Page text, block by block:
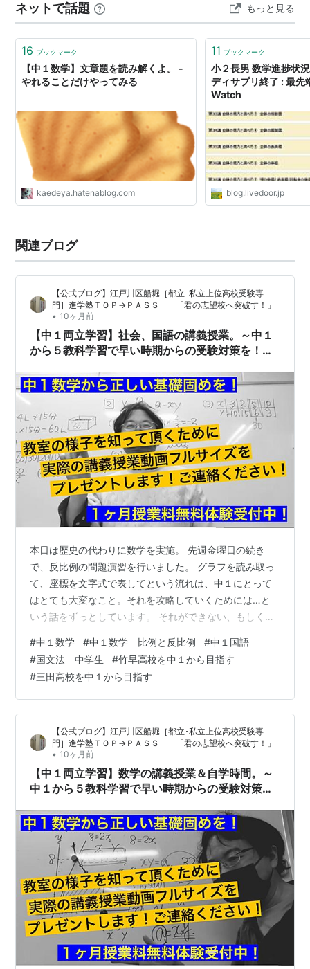
ネットで話題 もっと見る
16 ブックマーク
【中１数学】文章題を読み解くよ。 -
やれることだけやってみる
kaedeya.hatenablog.com
11 ブックマーク
小２長男 数学進捗状
ディサプリ終了 : 最先
Watch
blog.livedoor.jp
関連ブログ
【公式ブログ】江戸川区船堀［都立･私立上位高校受験専
門］進学塾ＴＯＰ→ＰＡＳＳ 「君の志望校へ突破す！」
• 10ヶ月前
【中１両立学習】社会、国語の講義授業。～中１
から５教科学習で早い時期からの受験対策を！積
本日は歴史の代わりに数学を実施。 先週金曜日の続き
で、反比例の問題演習を行いました。 グラフを読み取っ
て、座標を文字式で表してという流れは、中１にとって
はとても大変なこと。それを攻略していくためには…と
いう話をずっとしています。 それができない、もしくは
に半分以上もいたりするのです。 国語は伝記の読解。ヘ
レンケラーについて。ヘレンケラーについて知っている
人が多かったので、スムーズに説明できました。記述問
題のときは、文章中の言葉をそのまま引用すると良いと
伝えました。 文法プリントも実施。毎回文法練習を行う
ための専用プリントが用意されています。こ…
#中１数学 #中１数学 比例と反比例 #中１国語
#国文法 中学生 #竹早高校を中１から目指す
#三田高校を中１から目指す
【公式ブログ】江戸川区船堀［都立･私立上位高校受験専
門］進学塾ＴＯＰ→ＰＡＳＳ 「君の志望校へ突破す！」
• 10ヶ月前
【中１両立学習】数学の講義授業＆自学時間。～
中１から５教科学習で早い時期からの受験対策